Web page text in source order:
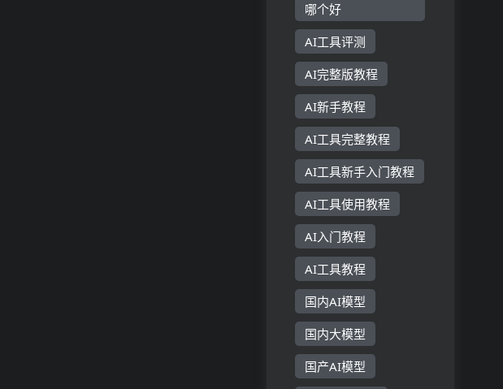
哪个好
AI工具评测
AI完整版教程
AI新手教程
AI工具完整教程
AI工具新手入门教程
AI工具使用教程
AI入门教程
AI工具教程
国内AI模型
国内大模型
国产AI模型